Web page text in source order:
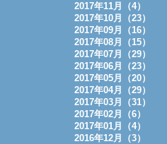
2017年11月（4）
2017年10月（23）
2017年09月（16）
2017年08月（15）
2017年07月（29）
2017年06月（23）
2017年05月（20）
2017年04月（29）
2017年03月（31）
2017年02月（6）
2017年01月（4）
2016年12月（3）